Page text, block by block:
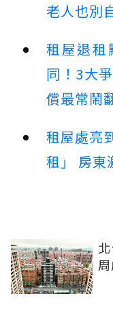
老人也別
租屋退租
同！3大
償最常鬧
租屋處亮
租」 房東